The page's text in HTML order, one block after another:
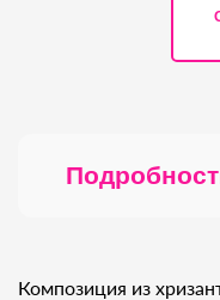
Композиция из